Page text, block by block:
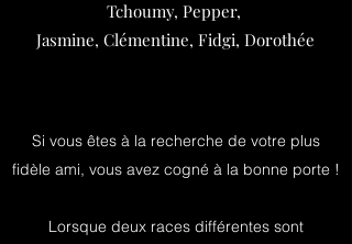
Tchoumy, Pepper,
Jasmine, Clémentine, Fidgi, Dorothée
Si vous êtes à la recherche de votre plus
fidèle ami, vous avez cogné à la bonne porte !
Lorsque deux races différentes sont